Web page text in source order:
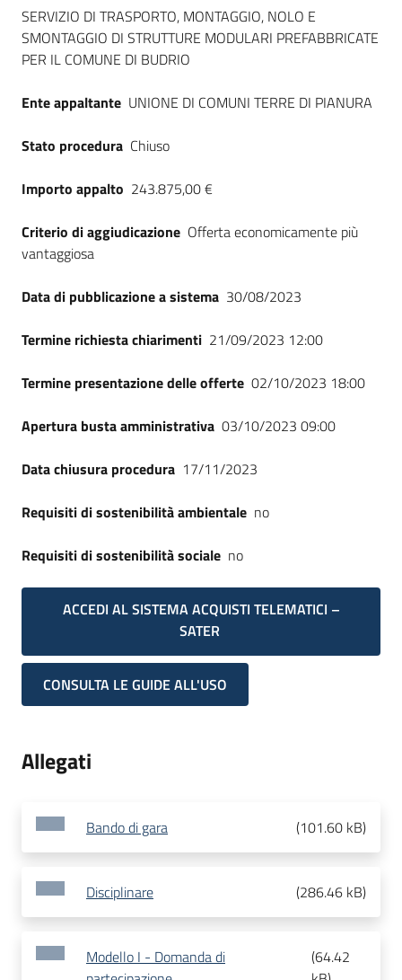
Dati del bando
SERVIZIO DI TRASPORTO, MONTAGGIO, NOLO E
SMONTAGGIO DI STRUTTURE MODULARI PREFABBRICATE
PER IL COMUNE DI BUDRIO
Ente appaltante UNIONE DI COMUNI TERRE DI PIANURA
Stato procedura Chiuso
Importo appalto 243.875,00 €
Criterio di aggiudicazione Offerta economicamente più
vantaggiosa
Data di pubblicazione a sistema 30/08/2023
Termine richiesta chiarimenti 21/09/2023 12:00
Termine presentazione delle offerte 02/10/2023 18:00
Apertura busta amministrativa 03/10/2023 09:00
Data chiusura procedura 17/11/2023
Requisiti di sostenibilità ambientale no
Requisiti di sostenibilità sociale no
ACCEDI AL SISTEMA ACQUISTI TELEMATICI –
SATER
CONSULTA LE GUIDE ALL'USO
Allegati
Bando di gara (101.60 kB)
Disciplinare (286.46 kB)
Modello I - Domanda di
(64.42